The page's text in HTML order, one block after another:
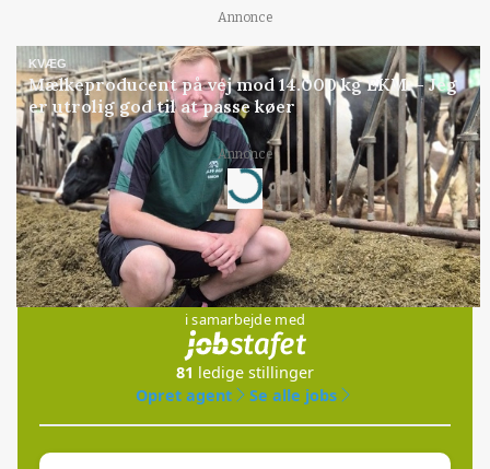
Annonce
KVÆG
Mælkeproducent på vej mod 14.000 kg EKM: - Jeg
er utrolig god til at passe køer
Annonce
Loading...
Jobs
i samarbejde med
81 ledige stillinger
Opret agent
Se alle jobs